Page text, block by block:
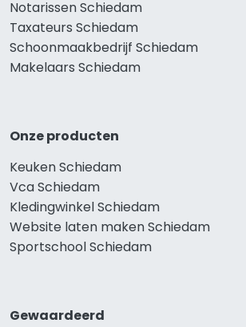
Notarissen Schiedam
Taxateurs Schiedam
Schoonmaakbedrijf Schiedam
Makelaars Schiedam
Onze producten
Keuken Schiedam
Vca Schiedam
Kledingwinkel Schiedam
Website laten maken Schiedam
Sportschool Schiedam
Gewaardeerd